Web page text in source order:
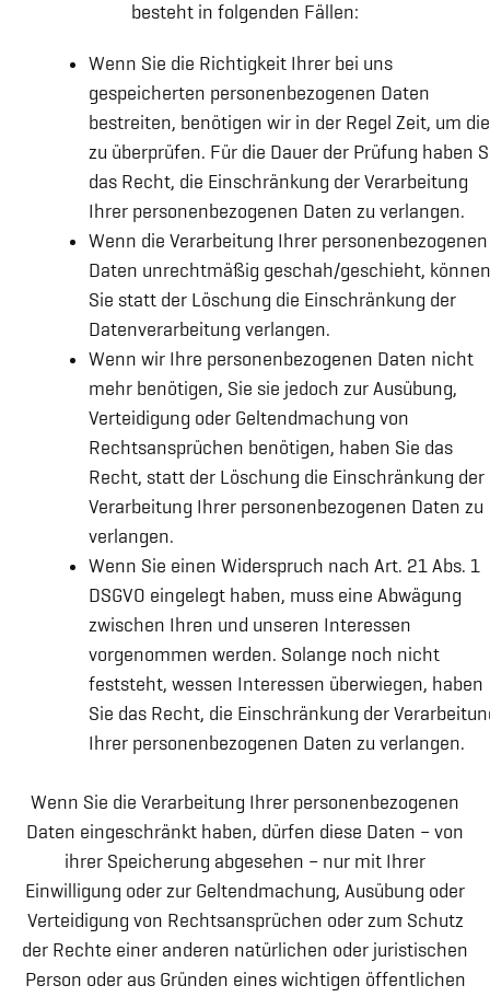
besteht in folgenden Fällen:
Wenn Sie die Richtigkeit Ihrer bei uns
gespeicherten personenbezogenen Daten
bestreiten, benötigen wir in der Regel Zeit, um
zu überprüfen. Für die Dauer der Prüfung haben
das Recht, die Einschränkung der Verarbeitung
Ihrer personenbezogenen Daten zu verlangen.
Wenn die Verarbeitung Ihrer personenbezogenen
Daten unrechtmäßig geschah/geschieht, können
Sie statt der Löschung die Einschränkung der
Datenverarbeitung verlangen.
Wenn wir Ihre personenbezogenen Daten nicht
mehr benötigen, Sie sie jedoch zur Ausübung,
Verteidigung oder Geltendmachung von
Rechtsansprüchen benötigen, haben Sie das
Recht, statt der Löschung die Einschränkung der
Verarbeitung Ihrer personenbezogenen Daten zu
verlangen.
Wenn Sie einen Widerspruch nach Art. 21 Abs. 1
DSGVO eingelegt haben, muss eine Abwägung
zwischen Ihren und unseren Interessen
vorgenommen werden. Solange noch nicht
feststeht, wessen Interessen überwiegen, haben
Sie das Recht, die Einschränkung der
Ihrer personenbezogenen Daten zu verlangen.
Wenn Sie die Verarbeitung Ihrer personenbezogenen
Daten eingeschränkt haben, dürfen diese Daten – von
ihrer Speicherung abgesehen – nur mit Ihrer
Einwilligung oder zur Geltendmachung, Ausübung oder
Verteidigung von Rechtsansprüchen oder zum Schutz
der Rechte einer anderen natürlichen oder juristischen
Person oder aus Gründen eines wichtigen öffentlichen